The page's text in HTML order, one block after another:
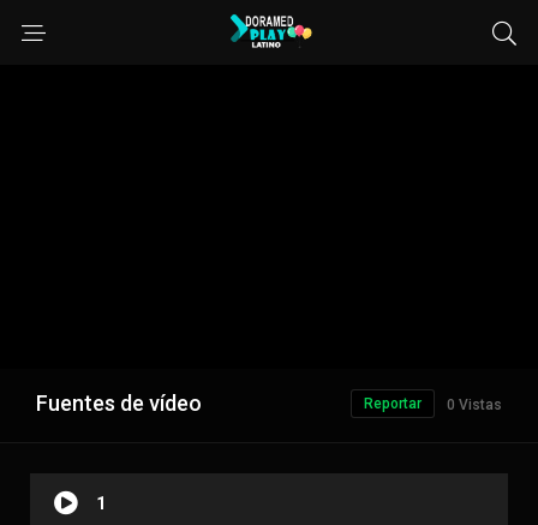
Fuentes de vídeo 0 Vistas
Reportar
1